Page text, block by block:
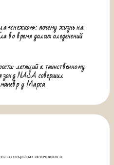
«снежком»: почему жизнь на
во время долгих оледенений
летящий к таинственному
зонд NASA совершил
у Марса
из открытых источников и